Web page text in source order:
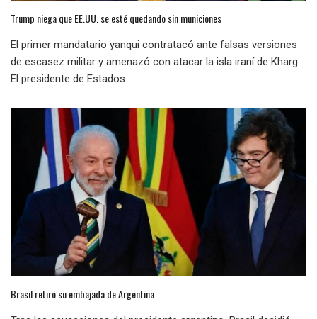
Trump niega que EE.UU. se esté quedando sin municiones
El primer mandatario yanqui contratacó ante falsas versiones
de escasez militar y amenazó con atacar la isla iraní de Kharg:
El presidente de Estados...
Brasil retiró su embajada de Argentina